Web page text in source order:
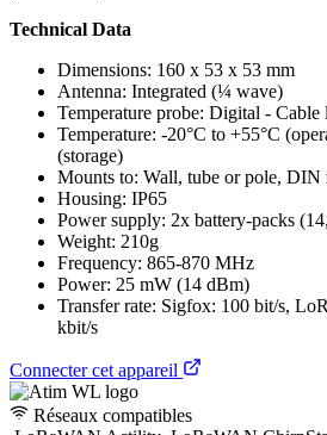
Technical Data
Dimensions: 160 x 53 x 53 mm
Antenna: Integrated (¼ wave)
Temperature probe: Digital - Cable
Temperature: -20°C to +55°C
(storage)
Mounts to: Wall, tube or pole, DIN
Housing: IP65
Power supply: 2x battery-packs
Weight: 210g
Frequency: 865-870 MHz
Power: 25 mW (14 dBm)
Transfer rate: Sigfox: 100 bit/s,
kbit/s
Connecter cet appareil
Réseaux compatibles